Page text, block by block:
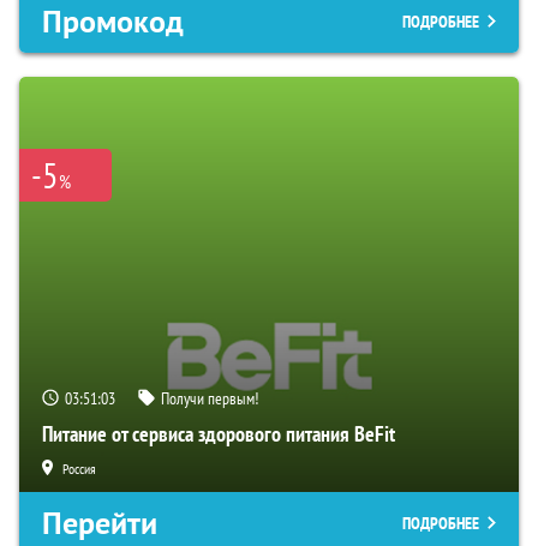
Промокод ПОДРОБНЕЕ
-5%
03:51:03 Получи первым!
Питание от сервиса здорового питания BeFit
Россия
Перейти ПОДРОБНЕЕ